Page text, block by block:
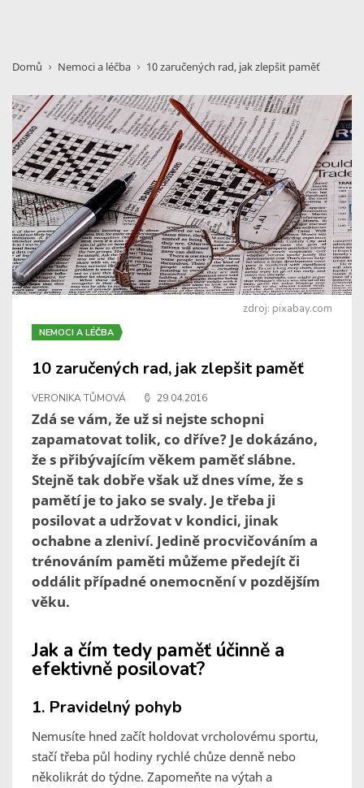
Domů Nemoci a léčba 10 zaručených rad, jak zlepšit paměť
zdroj: pixabay.com
NEMOCI A LÉČBA
10 zaručených rad, jak zlepšit paměť
VERONIKA TŮMOVÁ 29.04.2016
Zdá se vám, že už si nejste schopni
zapamatovat tolik, co dříve? Je dokázáno,
že s přibývajícím věkem paměť slábne.
Stejně tak dobře však už dnes víme, že s
pamětí je to jako se svaly. Je třeba ji
posilovat a udržovat v kondici, jinak
ochabne a zleniví. Jedině procvičováním a
trénováním paměti můžeme předejít či
oddálit případné onemocnění v pozdějším
věku.
Jak a čím tedy paměť účinně a
efektivně posilovat?
1. Pravidelný pohyb
Nemusíte hned začít holdovat vrcholovému sportu,
stačí třeba půl hodiny rychlé chůze denně nebo
několikrát do týdne. Zapomeňte na výtah a